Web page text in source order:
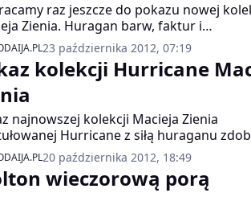
raz jeszcze do pokazu nowej
Zienia. Huragan barw, faktur i
cięć wciągnął nas na dobre.
23 października 2012, 07:19
kolekcji Hurricane
najnowszej kolekcji Macieja Zienia
Hurricane z siłą huraganu
serca publiczności zgromadzonej w
Soho Factory. Nie zabrakło
klasycznej elegancji w stylu
20 października 2012, 18:49
wieczorową porą